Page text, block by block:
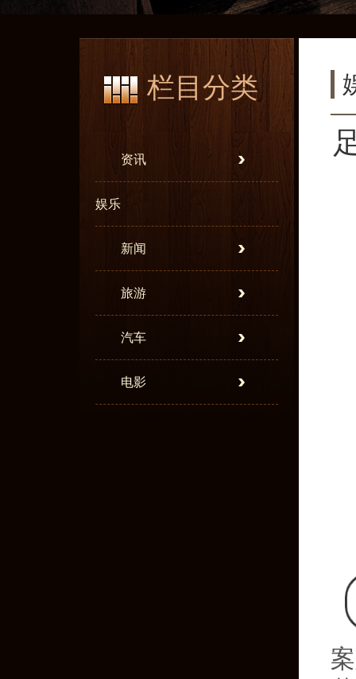
栏目分类
资讯
娱乐
新闻
旅游
汽车
电影